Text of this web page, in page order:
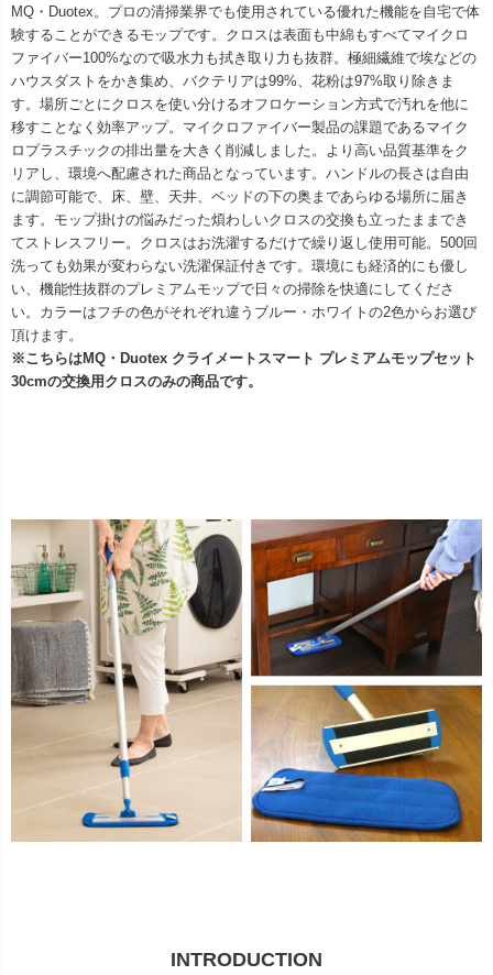
MQ・Duotex。プロの清掃業界でも使用されている優れた機能を自宅で体
験することができるモップです。クロスは表面も中綿もすべてマイクロ
ファイバー100%なので吸水力も拭き取り力も抜群。極細繊維で埃などの
ハウスダストをかき集め、バクテリアは99%、花粉は97%取り除きま
す。場所ごとにクロスを使い分けるオフロケーション方式で汚れを他に
移すことなく効率アップ。マイクロファイバー製品の課題であるマイク
ロプラスチックの排出量を大きく削減しました。より高い品質基準をク
リアし、環境へ配慮された商品となっています。ハンドルの長さは自由
に調節可能で、床、壁、天井、ベッドの下の奥まであらゆる場所に届き
ます。モップ掛けの悩みだった煩わしいクロスの交換も立ったままでき
てストレスフリー。クロスはお洗濯するだけで繰り返し使用可能。500回
洗っても効果が変わらない洗濯保証付きです。環境にも経済的にも優し
い、機能性抜群のプレミアムモップで日々の掃除を快適にしてくださ
い。カラーはフチの色がそれぞれ違うブルー・ホワイトの2色からお選び
頂けます。
※こちらはMQ・Duotex クライメートスマート プレミアムモップセット
30cmの交換用クロスのみの商品です。
INTRODUCTION